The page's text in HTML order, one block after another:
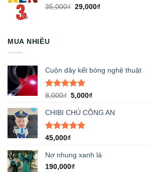
35,000₫ Giá
29,000₫Giá
MUA NHIỀU
Cuộn dây kết bóng nghệ thuật
Được xếp
5 sao
8,000₫ Giá
là:
8,000₫.
5,000₫Giá
tại
CHIBI CHÚ CÔNG AN
Được xếp
5 sao
45,000₫
Nơ nhung xanh lá
190,000₫